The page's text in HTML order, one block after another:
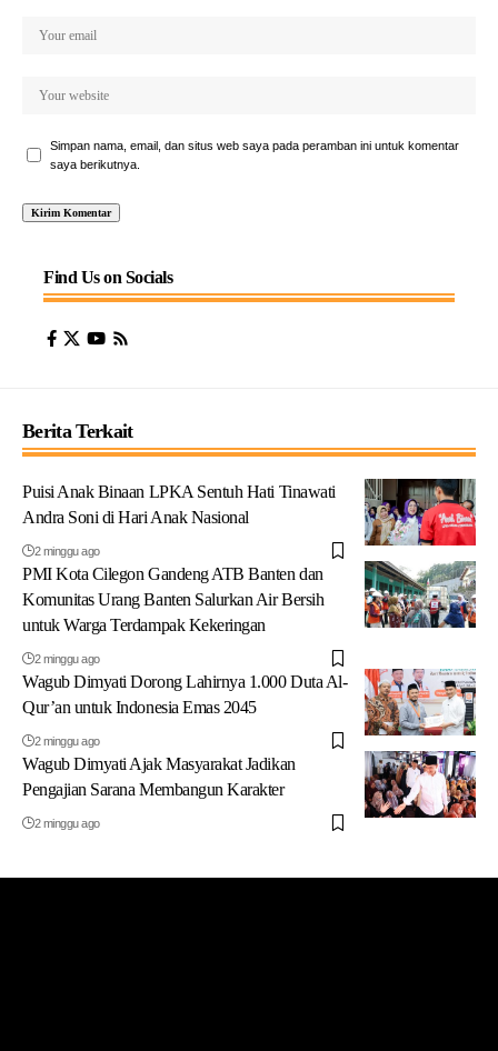
Simpan nama, email, dan situs web saya pada peramban ini untuk komentar
saya berikutnya.
Find Us on Socials
Berita Terkait
Puisi Anak Binaan LPKA Sentuh Hati Tinawati
Andra Soni di Hari Anak Nasional
2 minggu ago
PMI Kota Cilegon Gandeng ATB Banten dan
Komunitas Urang Banten Salurkan Air Bersih
untuk Warga Terdampak Kekeringan
2 minggu ago
Wagub Dimyati Dorong Lahirnya 1.000 Duta Al-
Qur’an untuk Indonesia Emas 2045
2 minggu ago
Wagub Dimyati Ajak Masyarakat Jadikan
Pengajian Sarana Membangun Karakter
2 minggu ago